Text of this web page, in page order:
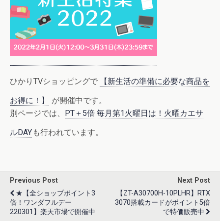
ひかりTVショッピングで 【新生活の準備に必要な商品を
お得に！】
が開催中です。
別ページでは、 PT＋5倍 毎月第1火曜日は！火曜カエサ
ルDAY も行われています。
Previous Post
★【全ショップポイント3
倍！ワンダフルデー
220301】楽天市場で開催中
Next Post
【ZT-A30700H-10PLHR】RTX
3070搭載カードがポイント5倍
で特価販売中